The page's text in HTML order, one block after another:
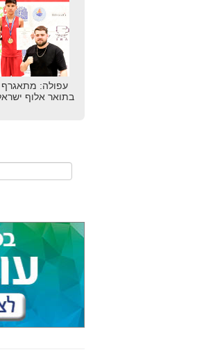
עפולה: מתאגרף
בתואר אלוף ישראל